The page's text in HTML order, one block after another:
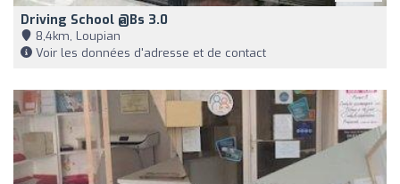
Driving School @Bs 3.0
8,4km, Loupian
Voir les données d'adresse et de contact